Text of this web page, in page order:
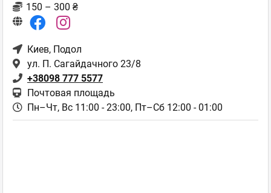
150 – 300 ₴
Киев, Подол
ул. П. Сагайдачного 23/8
+38098 777 5577
Почтовая площадь
Пн–Чт, Вс 11:00 - 23:00, Пт–Сб 12:00 - 01:00